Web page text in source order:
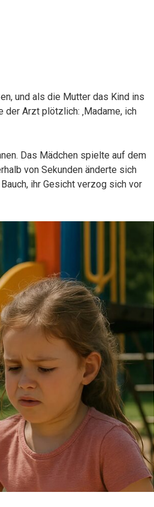
und als die Mutter das Kind ins
der Arzt plötzlich: ‚Madame, ich
Das Mädchen spielte auf dem
von Sekunden änderte sich
ihr Gesicht verzog sich vor